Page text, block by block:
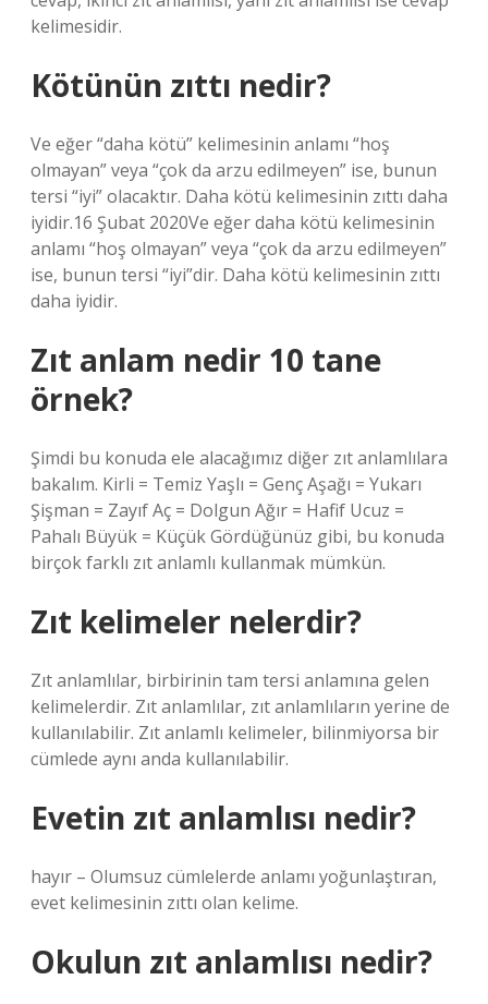
kelimesidir.
Kötünün zıttı nedir?
Ve eğer “daha kötü” kelimesinin anlamı “hoş
olmayan” veya “çok da arzu edilmeyen” ise, bunun
tersi “iyi” olacaktır. Daha kötü kelimesinin zıttı daha
iyidir.16 Şubat 2020Ve eğer daha kötü kelimesinin
anlamı “hoş olmayan” veya “çok da arzu edilmeyen”
ise, bunun tersi “iyi”dir. Daha kötü kelimesinin zıttı
daha iyidir.
Zıt anlam nedir 10 tane
örnek?
Şimdi bu konuda ele alacağımız diğer zıt anlamlılara
bakalım. Kirli = Temiz Yaşlı = Genç Aşağı = Yukarı
Şişman = Zayıf Aç = Dolgun Ağır = Hafif Ucuz =
Pahalı Büyük = Küçük Gördüğünüz gibi, bu konuda
birçok farklı zıt anlamlı kullanmak mümkün.
Zıt kelimeler nelerdir?
Zıt anlamlılar, birbirinin tam tersi anlamına gelen
kelimelerdir. Zıt anlamlılar, zıt anlamlıların yerine de
kullanılabilir. Zıt anlamlı kelimeler, bilinmiyorsa bir
cümlede aynı anda kullanılabilir.
Evetin zıt anlamlısı nedir?
hayır – Olumsuz cümlelerde anlamı yoğunlaştıran,
evet kelimesinin zıttı olan kelime.
Okulun zıt anlamlısı nedir?